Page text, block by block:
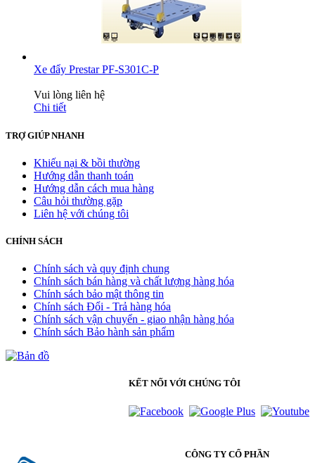
Xe đẩy Prestar PF-S301C-P
Vui lòng liên hệ
Chi tiết
TRỢ GIÚP NHANH
Khiếu nại & bồi thường
Hướng dẫn thanh toán
Hướng dẫn cách mua hàng
Câu hỏi thường gặp
Liên hệ với chúng tôi
CHÍNH SÁCH
Chính sách và quy định chung
Chính sách bán hàng và chất lượng hàng hóa
Chính sách bảo mật thông tin
Chính sách Đổi - Trả hàng hóa
Chính sách vận chuyển - giao nhận hàng hóa
Chính sách Bảo hành sản phẩm
KẾT NỐI VỚI CHÚNG TÔI
CÔNG TY CỔ PHẦN